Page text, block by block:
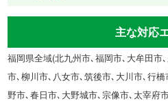
主な対応
福岡県全域(北九州市､福岡市､大牟田市
市､柳川市､八女市､筑後市､大川市､行
野市､春日市､大野城市､宗像市､太宰府